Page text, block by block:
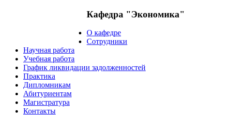
Кафедра "Экономика"
О кафедре
Сотрудники
Научная работа
Учебная работа
График ликвидации задолженностей
Практика
Дипломникам
Абитуриентам
Магистратура
Контакты